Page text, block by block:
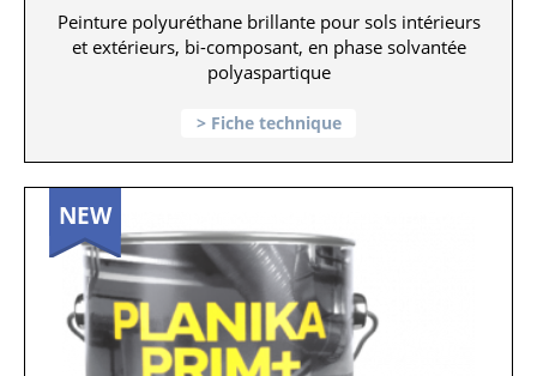
Peinture polyuréthane brillante pour sols intérieurs
et extérieurs, bi-composant, en phase solvantée
polyaspartique
Fiche technique
NEW